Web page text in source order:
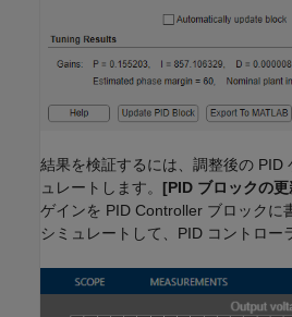
結果を検証するには、調整後の PID
ュレートします。 [PID ブロックの更
ゲインを PID Controller ブロックに
シミュレートして、PID コントロー